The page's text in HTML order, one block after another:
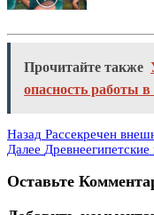
Прочитайте также
опасность работы в
Назад Рассекречен
Далее Древнеегипетские
Оставьте